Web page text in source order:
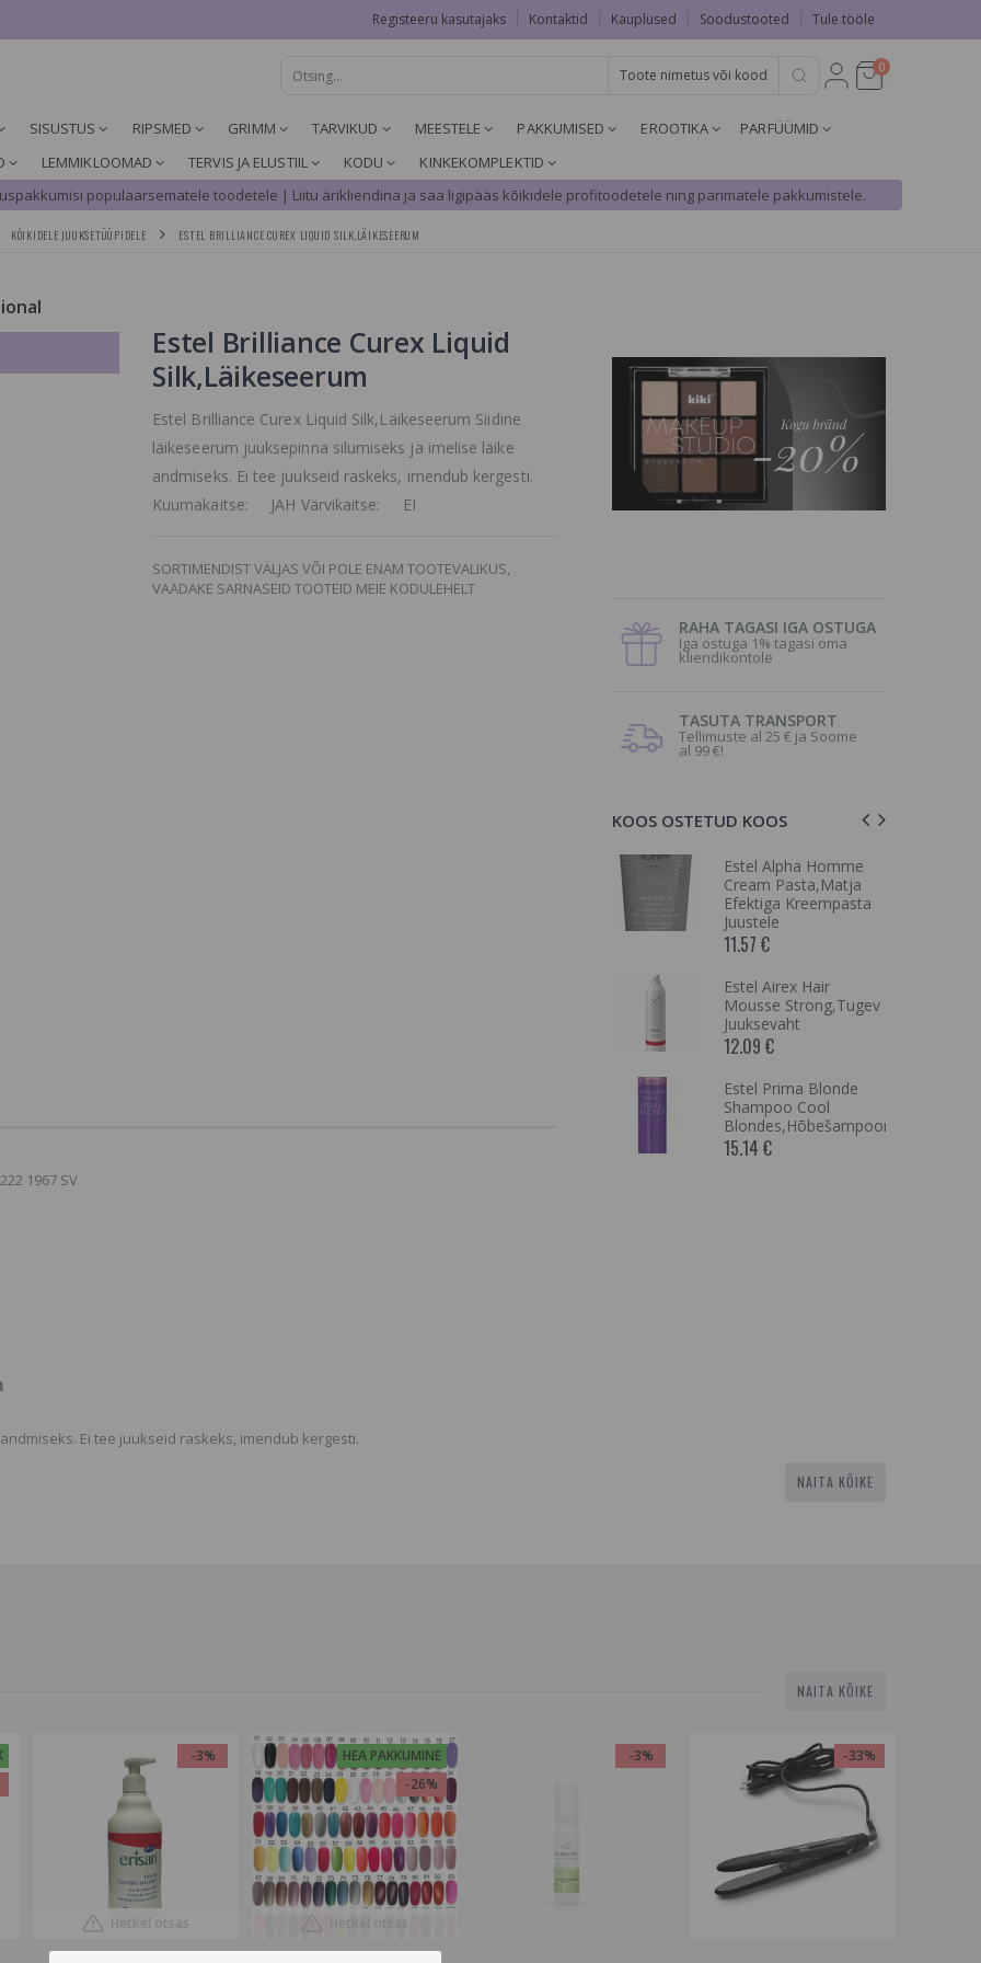
Registeeru kasutajaks Kontaktid Kauplused Soodustooted Tule tööle
0
SISUSTUS RIPSMED GRIMM TARVIKUD MEESTELE PAKKUMISED EROOTIKA
PARFÜÜMID
LEMMIKLOOMAD TERVIS JA ELUSTIIL KODU
KINKEKOMPLEKTID
populaarsematele toodetele | Liitu ärikliendina ja saa ligipääs kõikidele profitoodetele ning parimatele pakkumistele.
KÕIKIDELE JUUKSETÜÜPIDELE ESTEL BRILLIANCE CUREX LIQUID SILK,LÄIKESEERUM
Estel Brilliance Curex Liquid
Silk,Läikeseerum
Estel Brilliance Curex Liquid Silk,Läikeseerum Siidine
läikeseerum juuksepinna silumiseks ja imelise läike
andmiseks. Ei tee juukseid raskeks, imendub kergesti.
Kuumakaitse: JAH Värvikaitse: EI
SORTIMENDIST VÄLJAS VÕI POLE ENAM TOOTEVALIKUS,
VAADAKE SARNASEID TOOTEID MEIE KODULEHELT
1967 SV
Ei tee juukseid raskeks, imendub kergesti.
RAHA TAGASI IGA OSTUGA
Iga ostuga 1% tagasi oma
kliendikontole
TASUTA TRANSPORT
Tellimuste al 25 € ja Soome
al 99 €!
KOOS OSTETUD KOOS
Estel Alpha Homme
Cream Pasta,Matja
Efektiga Kreempasta
Juustele
11.57 €
Estel Airex Hair
Mousse Strong,Tugev
Juuksevaht
12.09 €
Estel Prima Blonde
Shampoo Cool
Blondes,Hõbešampoon
15.14 €
NAITA KÕIKE
NAITA KÕIKE
-3%
Hetkel otsas
HEA PAKKUMINE
-26%
Hetkel otsas
-3% -33%